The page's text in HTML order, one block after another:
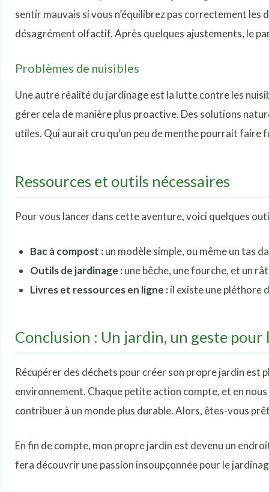
sentir mauvais si vous n’équilibrez pas correctement
désagrément olfactif. Après quelques ajustements, le
Problèmes de nuisibles
Une autre réalité du jardinage est la lutte contre les
gérer cela de manière plus proactive. Des solutions
utiles. Qui aurait cru qu’un peu de menthe pourrait faire
Ressources et outils nécessaires
Pour vous lancer dans cette aventure, voici quelques
Bac à compost :un modèle simple, ou même un tas
Outils de jardinage :une bêche, une fourche, et un
Livres et ressources en ligne :il existe une pléthore
Conclusion : Un jardin, un geste pour
Récupérer des déchets pour créer son propre jardin est
environnement. Chaque petite action compte, et en
contribuer à un monde plus durable. Alors, êtes-vous
En fin de compte, mon propre jardin est devenu un
fera découvrir une passion insoupçonnée pour le